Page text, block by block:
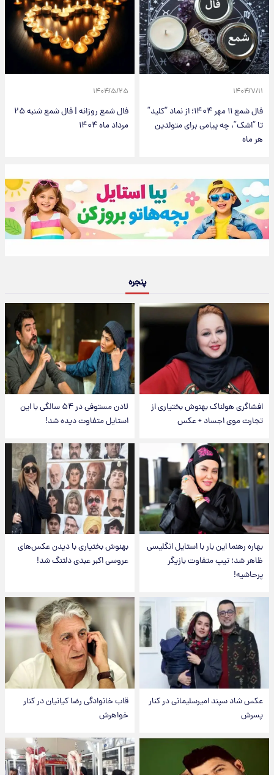
۱۴۰۴/۷/۱۱
فال شمع ۱۱ مهر ۱۴۰۴؛ از نماد “کلید”
تا “اشک”، چه پیامی برای متولدین
هر ماه
۱۴۰۴/۵/۲۵
فال شمع روزانه | فال شمع شنبه ۲۵
مرداد ماه ۱۴۰۴
پنجره
افشاگری هولناک بهنوش بختیاری از
تجارت موی اجساد + عکس
لادن مستوفی در ۵۴ سالگی با این
استایل متفاوت دیده شد!
بهاره رهنما این بار با استایل انگلیسی
ظاهر شد؛ تیپ متفاوت بازیگر
پرحاشیه!
بهنوش بختیاری با دیدن عکس‌های
عروسی اکبر عبدی دلتنگ شد!
عکس شاد سپند امیرسلیمانی در کنار
پسرش
قاب خانوادگی رضا کیانیان در کنار
خواهرش